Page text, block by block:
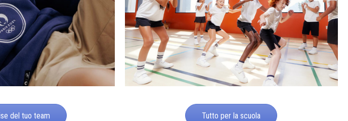
del tuo team Tutto per la scuola